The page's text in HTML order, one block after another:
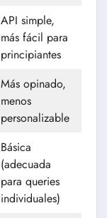
API simple,
más fácil para
principiantes
Más opinado,
menos
personalizable
Básica
(adecuada
para queries
individuales)